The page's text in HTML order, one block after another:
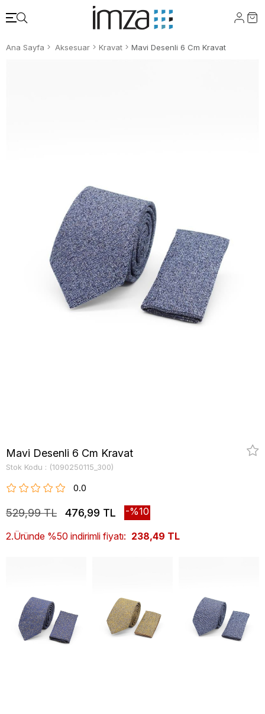
Ana Sayfa Aksesuar Kravat Mavi Desenli 6 Cm Kravat
Mavi Desenli 6 Cm Kravat
Stok Kodu (1090250115_300)
0.0
529,99 TL 476,99 TL 10
2.Üründe %50 indirimli fiyatı: 238,49 TL